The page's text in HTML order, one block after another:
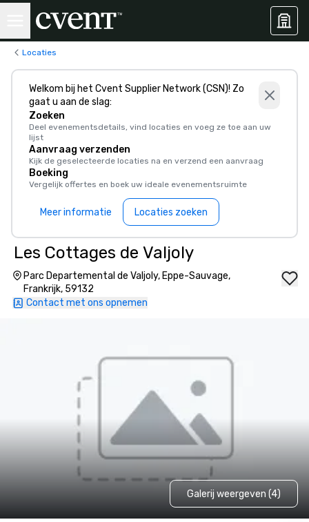
Locaties
Welkom bij het Cvent Supplier Network (CSN)! Zo
gaat u aan de slag:
Zoeken
Deel evenementsdetails, vind locaties en voeg ze toe aan uw
lijst
Aanvraag verzenden
Kijk de geselecteerde locaties na en verzend een aanvraag
Boeking
Vergelijk offertes en boek uw ideale evenementsruimte
Meer informatie Locaties zoeken
Les Cottages de Valjoly
Parc Departemental de Valjoly, Eppe-Sauvage,
Frankrijk, 59132
Contact met ons opnemen
Galerij weergeven (4)